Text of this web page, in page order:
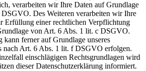
verarbeiten wir Ihre Daten auf Grundlage
Des Weiteren verarbeiten wir Ihre
Erfüllung einer rechtlichen Verpflichtung
von Art. 6 Abs. 1 lit. c DSGVO.
kann ferner auf Grundlage unseres
nach Art. 6 Abs. 1 lit. f DSGVO erfolgen.
einschlägigen Rechtsgrundlagen wird
dieser Datenschutzerklärung informiert.